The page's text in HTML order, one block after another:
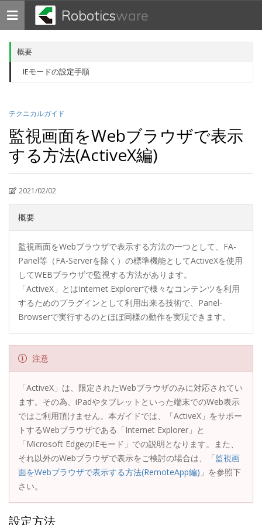
Toggle
navigation
Roboticsware
概要
IEモードの設定手順
テクニカルガイド
監視画面をWebブラウザで表示
する方法(ActiveX編)
2021/02/02
概要
監視画面をWebブラウザで表示する方法の一つとして、FA-
Panel等（FA-Serverを除く）の標準機能としてActiveXを使用
してWEBブラウザで監視する方法があります。
「ActiveX」とはInternet Explorerで様々なコンテンツを利用
するためのプラグインとして利用出来る技術で、Panel-
Browserで実行するのとほぼ同様の動作を実現できます。
注意
「ActiveX」は、限定されたWebブラウザのみに対応されてい
ます。その為、iPadやタブレットといった端末でのWeb表示
ではご利用頂けません。本ガイドでは、「ActiveX」をサポー
トするWebブラウザである「Internet Explorer」と
「Microsoft EdgeのIEモード」での説明となります。また、
それ以外のWebブラウザで表示をご検討の場合は、「監視画
面をWebブラウザで表示する方法(RemoteApp編) 」を参照下
さい。
設定方法